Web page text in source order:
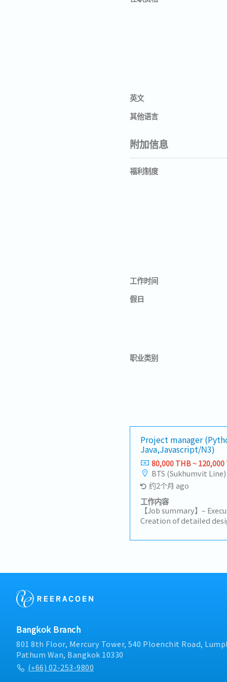
英文
其他语言
附加信息
福利制度
工作时间
假日
职业类别
Project manager
Java,Javascript/N3)
80,000 THB ~
BTS (Sukhumvit Line)
约2个月 ago
工作内容
【Job summary】–
Creation of detailed
collaboration on
-------**Here are some
companies) and group
project
a major tent
Java (Spring Boot),
peoplePersonnel
fieldDevelopment
Vue.js), Python
Bangkok Branch
801 8th Floor, Mercury Tower, 540 Ploenchit Road,
Pathum Wan, Bangkok 10330
(+66) 02-253-9800